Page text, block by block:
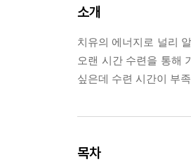
소개
치유의 에너지로 널리
오랜 시간 수련을 통해
싶은데 수련 시간이 부
목차